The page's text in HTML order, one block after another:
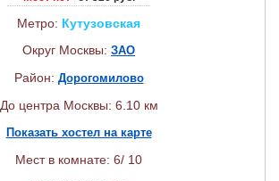
Метро: Кутузовская
Округ Москвы: ЗАО
Район: Дорогомилово
До центра Москвы: 6.10 км
Показать хостел на карте
Мест в комнате: 6/ 10